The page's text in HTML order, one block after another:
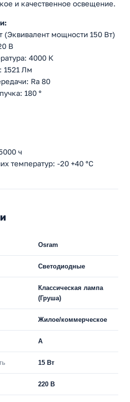
и качественное освещение.
(Эквивалент мощности 150 Вт)
В
4000 К
1521 Лм
Ra 80
180 °
ч
температур: -20 +40 °C
Osram
Светодиодные
Классическая лампа
(Груша)
Жилое/коммерческое
A
15 Вт
220 В